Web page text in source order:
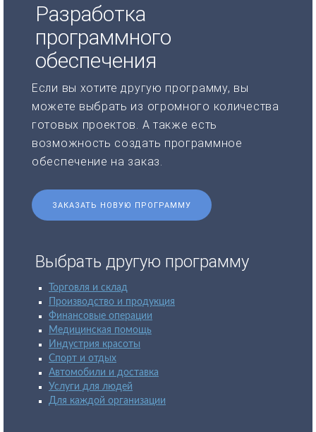
Разработка
программного
обеспечения
Если вы хотите другую программу, вы
можете выбрать из огромного количества
готовых проектов. А также есть
возможность создать программное
обеспечение на заказ.
ЗАКАЗАТЬ НОВУЮ ПРОГРАММУ
Выбрать другую программу
Торговля и склад
Производство и продукция
Финансовые операции
Медицинская помощь
Индустрия красоты
Спорт и отдых
Автомобили и доставка
Услуги для людей
Для каждой организации